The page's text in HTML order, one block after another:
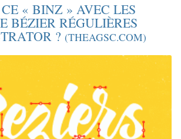
« BINZ » AVEC LES
BÉZIER RÉGULIÈRES
? (THEAGSC.COM)